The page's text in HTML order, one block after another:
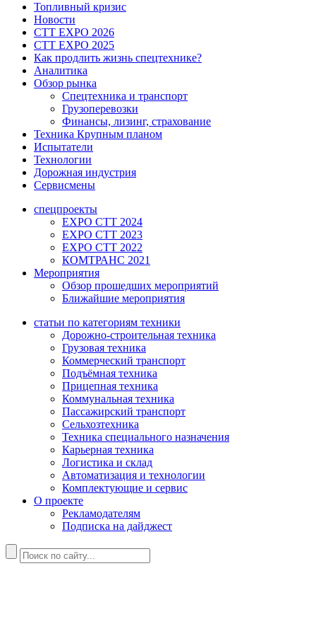
Топливный кризис
Новости
CTT EXPO 2026
CTT EXPO 2025
Как продлить жизнь спецтехнике?
Аналитика
Обзор рынка
Спецтехника и транспорт
Грузоперевозки
Финансы, лизинг, страхование
Техника Крупным планом
Испытатели
Технологии
Дорожная индустрия
Сервисмены
спецпроекты
EXPO CTT 2024
EXPO CTT 2023
EXPO CTT 2022
КОМТРАНС 2021
Мероприятия
Обзор прошедших мероприятий
Ближайшие мероприятия
статьи по категориям техники
Дорожно-строительная техника
Грузовая техника
Коммерческий транспорт
Подъёмная техника
Прицепная техника
Коммунальная техника
Пассажирский транспорт
Сельхозтехника
Техника специального назначения
Карьерная техника
Логистика и склад
Автоматизация и технологии
Комплектующие и сервис
О проекте
Рекламодателям
Подписка на дайджест